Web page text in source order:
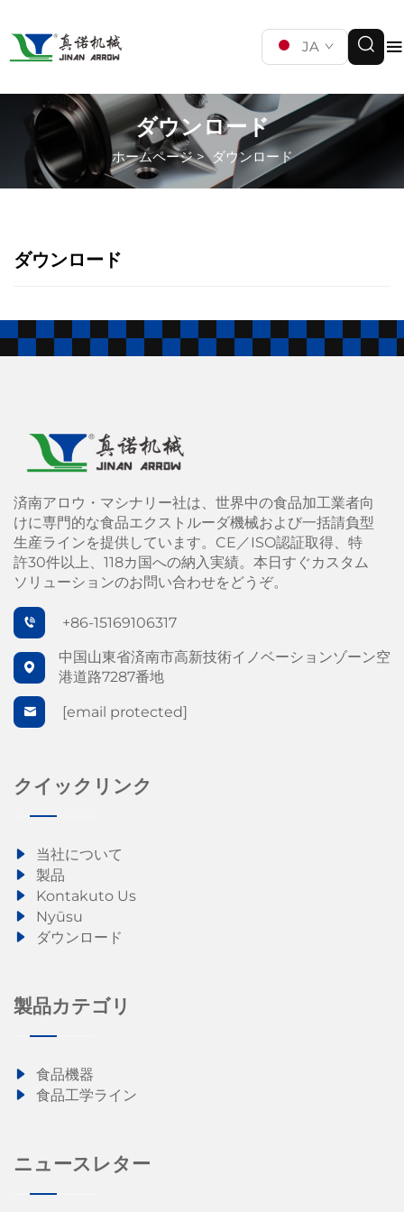
JA
ダウンロード
ホームページ>ダウンロード
ダウンロード
済南アロウ・マシナリー社は、世界中の食品加工業者向
けに専門的な食品エクストルーダ機械および一括請負型
生産ラインを提供しています。CE／ISO認証取得、特
許30件以上、118カ国への納入実績。本日すぐカスタム
ソリューションのお問い合わせをどうぞ。
+86-15169106317
中国山東省済南市高新技術イノベーションゾーン空
港道路7287番地
[email protected]
クイックリンク
当社について
製品
Kontakuto Us
Nyūsu
ダウンロード
製品カテゴリ
食品機器
食品工学ライン
ニュースレター